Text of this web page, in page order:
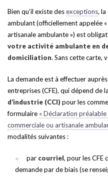
Bien qu’il existe desexceptions, la
ambulant (officiellement appelée
artisanale ambulante ») est
votre activité ambulante en
domiciliation. Sans cette carte,
La demande est à effectuer
entreprises (CFE), qui dépend de la
d’industrie (CCI) pour les
formulaire « Déclaration préalable
commerciale ou artisanale
modalités suivantes :
par courriel, pour les CFE
demande par de biais (se